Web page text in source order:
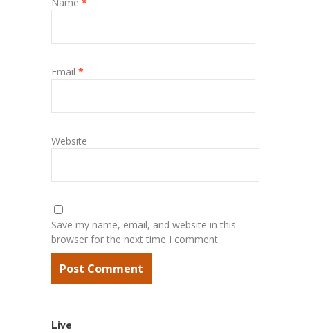
Email *
Website
Save my name, email, and website in this
browser for the next time I comment.
Live